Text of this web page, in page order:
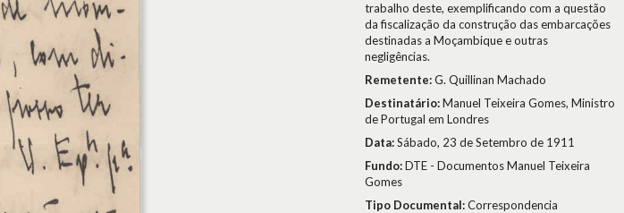
trabalho deste, exemplificando com a questão
da fiscalização da construção das embarcações
destinadas a Moçambique e outras
negligências.
Remetente:G. Quillinan Machado
Destinatário:Manuel Teixeira Gomes, Ministro
de Portugal em Londres
Data:Sábado, 23 de Setembro de 1911
Fundo:DTE - Documentos Manuel Teixeira
Gomes
Tipo Documental:Correspondencia